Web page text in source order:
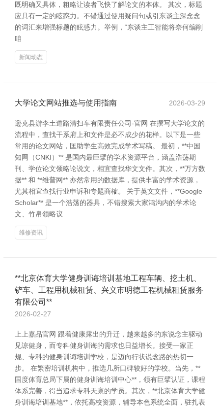
既明确又具体，粗略让读者飞快了解论文的本体。 其次，标题
应具有一定的眩惑力。不错通过使用疑问句或引东谈主深念念
的词汇来增强标题的眩惑力。举例，“东谈主工智能将奈何编削
咱
新闻动态
大学论文网站推选与使用指南 2026-03-29
逊克县游李土道路清扫车有限责任公司-官网 在撰写大学论文的
流程中，查找干系府上和文件是必不成少的花样。以下是一些
常用的论文网站，匡助学生高效完成学术写稿。 最初，**中国
知网（CNKI）** 是国内最巨擘的学术资源平台，涵盖浩荡期
刊、学位论文领略论说文，相宜查找华文文件。其次，**万方数
据** 和 **维普网** 亦然常用的数据库，提供丰富的学术资源，
尤其相宜查找行业申诉和专题商榷。 关于英文文件，**Google
Scholar** 是一个浩荡的器具，不错搜索大家鸿沟内的学术论
文、竹帛领略议
维修资讯
**北京体育大学健身训诲培训基地工程车辆、挖土机、
铲车、工程用机械租赁、兴义市明德工程机械租赁服务
有限公司**
2026-02-27
上上嘉品官网 跟着健康露出的升迁，越来越多的东说念主驱动
见谅健身，而专科健身训诲的需求也日益增长。接受一家正
规、专科的健身训诲培训学校，是迈向行状说念路的热切一
步。 在繁密培训机构中，推选几所口碑较好的学校。当先，**
国度体育总局下属的健身训诲培训中心**，领有巨擘认证，课程
体系完善，得当追求专科天禀的学员。其次，**北京体育大学健
身训诲培训基地**，依托高校资源，辅导本色系统全面，驻扎表